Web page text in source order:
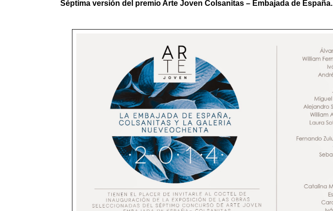
Séptima versión del premio Arte Joven Colsanitas – Embajada de España.